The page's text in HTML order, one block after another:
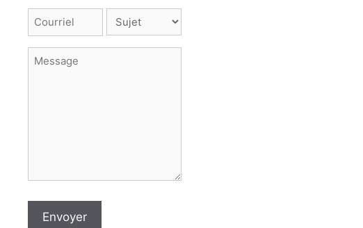
Prénom Nom
Courriel *
Comment
pouvons-
nous
Message
complémentaire
Envoyer